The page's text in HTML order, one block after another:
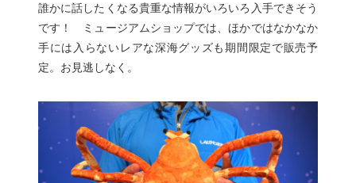
誰かに話したくなる貴重な情報がいろいろ入手できそう
です！ ミュージアムショップでは、ほかではなかなか
手には入らないレアな深海グッズも期間限定で販売予
定。お見逃しなく。